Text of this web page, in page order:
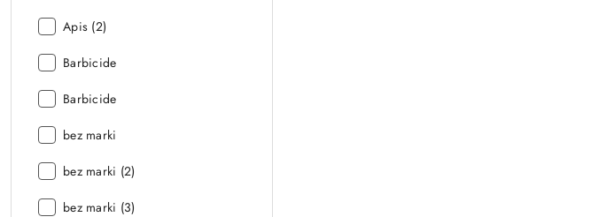
Marka:
Apis (2)
Marka:
Barbicide
Marka:
Barbicide
Marka:
bez marki
Marka:
bez marki (2)
Marka:
bez marki (3)